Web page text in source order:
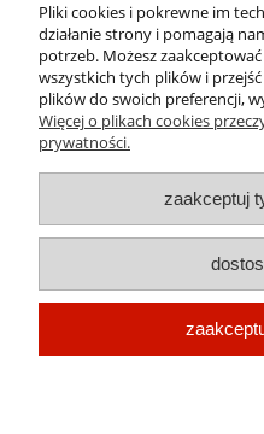
Kraina Farb | ul.
małopolskie | mail:
663 338,662 152
O
Pliki cookies i pokrewne im
działanie strony i pomagają
potrzeb. Możesz
wszystkich tych plików i
plików do swoich preferencji,
Więcej o plikach cookies
prywatności.
zaakceptuj